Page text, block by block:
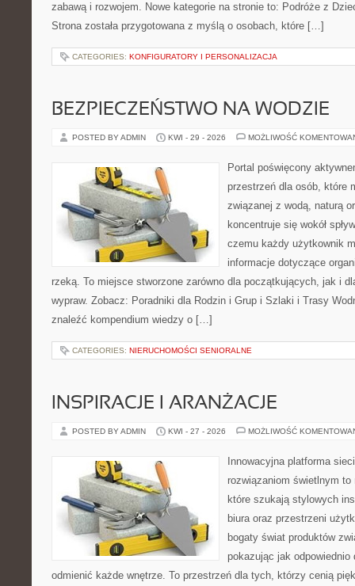
zabawą i rozwojem. Nowe kategorie na stronie to: Podróże z
Strona została przygotowana z myślą o osobach, które […]
CATEGORIES: KONFIGURATORY I PERSONALIZACJA
BEZPIECZEŃSTWO NA WODZIE
POSTED BY ADMIN KWI - 29 - 2026 MOŻLIWOŚĆ
Portal poświęcony
przestrzeń dla osób, które
związanej z wodą, naturą
koncentruje się wokół
czemu każdy użytkownik
informacje dotyczące
rzeką. To miejsce stworzone zarówno dla początkujących, jak i
wypraw. Zobacz: Poradniki dla Rodzin i Grup i Szlaki i Trasy
znaleźć kompendium wiedzy o […]
CATEGORIES: NIERUCHOMOŚCI SENIORALNE
INSPIRACJE I ARANŻACJE
POSTED BY ADMIN KWI - 27 - 2026 MOŻLIWOŚĆ
Innowacyjna platforma
rozwiązaniom świetlnym
które szukają stylowych
biura oraz przestrzeni
bogaty świat produktów
pokazując jak odpowiednio
odmienić każde wnętrze. To przestrzeń dla tych, którzy cenią